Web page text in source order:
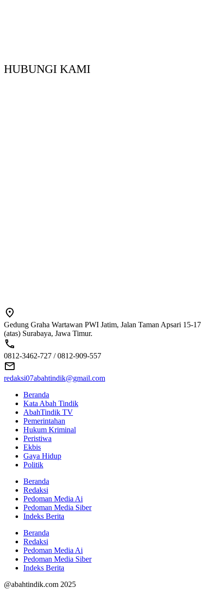
HUBUNGI KAMI
Gedung Graha Wartawan PWI Jatim, Jalan Taman Apsari 15-17
(atas) Surabaya, Jawa Timur.
0812-3462-727 / 0812-909-557
redaksi07abahtindik@gmail.com
Beranda
Kata Abah Tindik
AbahTindik TV
Pemerintahan
Hukum Kriminal
Peristiwa
Ekbis
Gaya Hidup
Politik
Beranda
Redaksi
Pedoman Media Ai
Pedoman Media Siber
Indeks Berita
Beranda
Redaksi
Pedoman Media Ai
Pedoman Media Siber
Indeks Berita
@abahtindik.com 2025